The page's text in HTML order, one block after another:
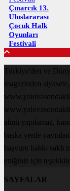
Çınarcık 13.
Uluslararası
Çocuk Halk
Oyunları
Festivali
Türkiye'den ve
magazinden
alıntı yapılamaz,
başka yerde
başvuru hakkı saklı
ettiğiniz için teşekkür
SAYFALAR